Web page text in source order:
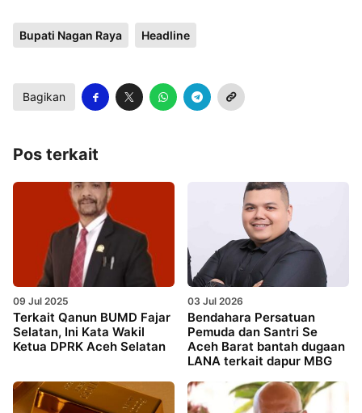
Bupati Nagan Raya Headline
Bagikan
Pos terkait
09 Jul 2025
Terkait Qanun BUMD Fajar
Selatan, Ini Kata Wakil
Ketua DPRK Aceh Selatan
03 Jul 2026
Bendahara Persatuan
Pemuda dan Santri Se
Aceh Barat bantah dugaan
LANA terkait dapur MBG